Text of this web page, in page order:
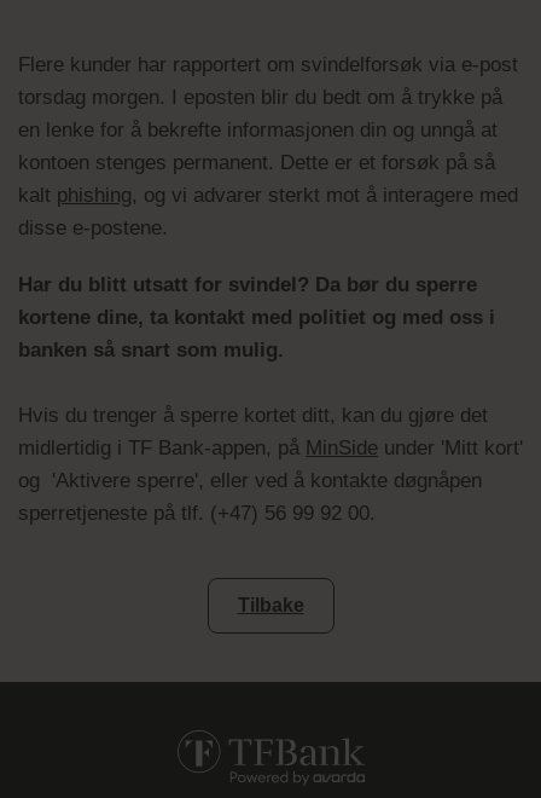
Flere kunder har rapportert om svindelforsøk via e-post
torsdag morgen. I eposten blir du bedt om å trykke på
en lenke for å bekrefte informasjonen din og unngå at
kontoen stenges permanent. Dette er et forsøk på så
kalt phishing, og vi advarer sterkt mot å interagere med
disse e-postene.
Har du blitt utsatt for svindel? Da bør du sperre
kortene dine, ta kontakt med politiet og med oss i
banken så snart som mulig.
Hvis du trenger å sperre kortet ditt, kan du gjøre det
midlertidig i TF Bank-appen, på MinSide under 'Mitt kort'
og 'Aktivere sperre', eller ved å kontakte døgnåpen
sperretjeneste på tlf. ​​​​​​​(+47) 56 99 92 00.
Tilbake